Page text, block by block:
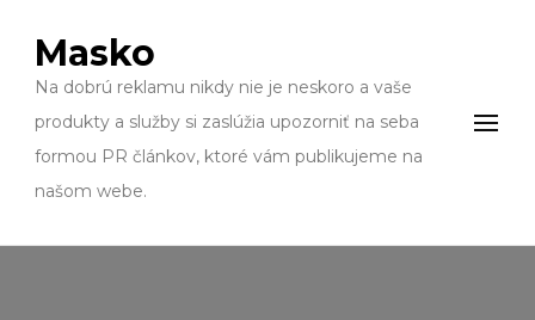
Masko
Na dobrú reklamu nikdy nie je neskoro a vaše
produkty a služby si zaslúžia upozorniť na seba
formou PR článkov, ktoré vám publikujeme na
našom webe.